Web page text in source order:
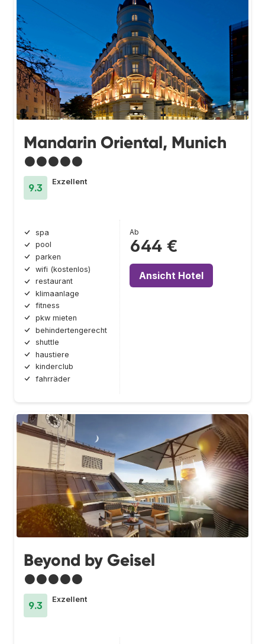
Mandarin Oriental, Munich
●●●●●
9.3
Exzellent
spa
pool
parken
wifi (kostenlos)
restaurant
klimaanlage
fitness
pkw mieten
behindertengerecht
shuttle
haustiere
kinderclub
fahrräder
Ab
644 €
Ansicht Hotel
Beyond by Geisel
●●●●●
9.3
Exzellent